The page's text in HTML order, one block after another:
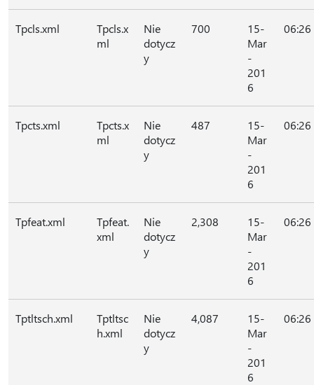
Tpcls.xml
Tpcls.x
ml
Nie
dotycz
y
700
15-
Mar
-
201
6
06:26
Tpcts.xml
Tpcts.x
ml
Nie
dotycz
y
487
15-
Mar
-
201
6
06:26
Tpfeat.xml
Tpfeat.
xml
Nie
dotycz
y
2,308
15-
Mar
-
201
6
06:26
Tptltsch.xml
Tptltsc
h.xml
Nie
dotycz
y
4,087
15-
Mar
-
201
6
06:26